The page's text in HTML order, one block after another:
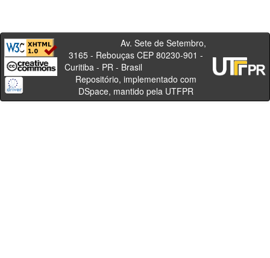
Av. Sete de Setembro,
3165 - Rebouças CEP 80230-901 -
Curitiba - PR - Brasil
Repositório, implementado com
DSpace, mantido pela UTFPR